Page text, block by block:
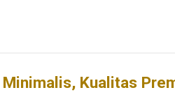
Kualitas